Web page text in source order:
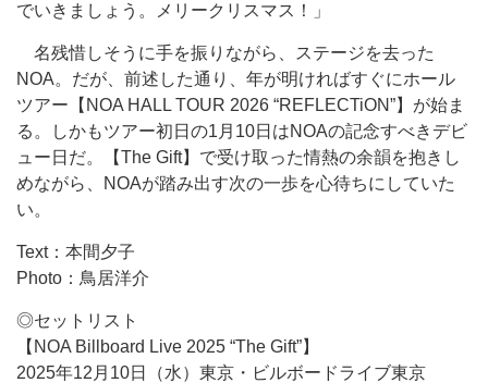
でいきましょう。メリークリスマス！」
名残惜しそうに手を振りながら、ステージを去った
NOA。だが、前述した通り、年が明ければすぐにホール
ツアー【NOA HALL TOUR 2026 “REFLECTiON”】が始ま
る。しかもツアー初日の1月10日はNOAの記念すべきデビ
ュー日だ。【The Gift】で受け取った情熱の余韻を抱きし
めながら、NOAが踏み出す次の一歩を心待ちにしていた
い。
Text：本間夕子
Photo：鳥居洋介
◎セットリスト
【NOA Billboard Live 2025 “The Gift”】
2025年12月10日（水）東京・ビルボードライブ東京